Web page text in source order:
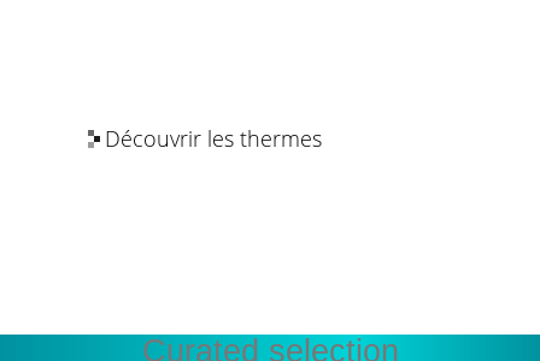
Découvrir les thermes
Curated selection